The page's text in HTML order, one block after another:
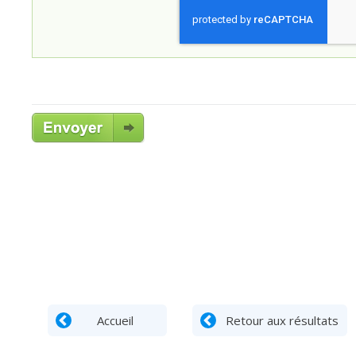
Accueil Retour aux résultats